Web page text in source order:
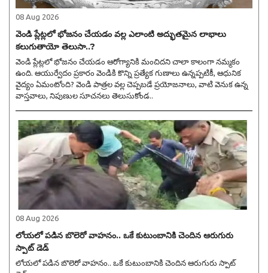
08 Aug 2026
వెండి ప్లేట్లలో భోజనం చేయడం వల్ల ఎలాంటి అద్భుతమైన లాభాలు
కలుగుతాయో తెలుసా..?
వెండి ప్లేట్లలో భోజనం చేయడం ఆరోగ్యానికి మంచిదని చాలా కాలంగా నమ్మకం
ఉంది. ఆయుర్వేదం ప్రకారం వెండికి కొన్ని ప్రత్యేక గుణాలు ఉన్నప్పటికీ, ఆధునిక
వైద్యం ఏమంటోంది? వెండి పాత్రల వల్ల చెప్పబడే ప్రయోజనాలు, వాటి వెనుక ఉన్న
వాస్తవాలు, నిపుణుల సూచనలు తెలుసుకోండ..
08 Aug 2026
లోయలో పడిన బొలెరో వాహనం.. ఒకే కుటుంబానికి చెందిన ఆరుగురు
స్పాట్ డెడ్
లోయలో పడిన బొలెరో వాహనం.. ఒకే కుటుంబానికి చెందిన ఆరుగురు స్పాట్